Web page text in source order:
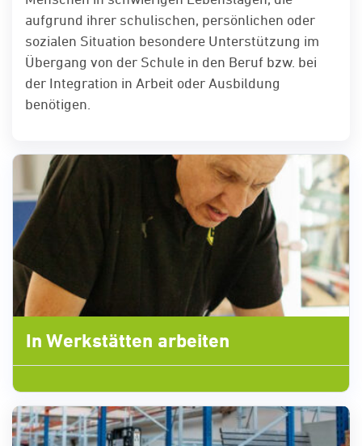
aufgrund ihrer schulischen, persönlichen oder
sozialen Situation besondere Unterstützung im
Übergang von der Schule in den Beruf bzw. bei
der Integration in Arbeit oder Ausbildung
benötigen.
In Werkstätten arbeiten